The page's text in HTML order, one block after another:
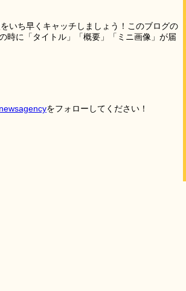
いち早くキャッチしましょう！このブログの
時に「タイトル」「概要」「ミニ画像」が届
をフォローしてください！